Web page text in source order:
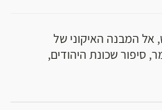
המבנה האיקוני של
סיפור שכונת היהודים,